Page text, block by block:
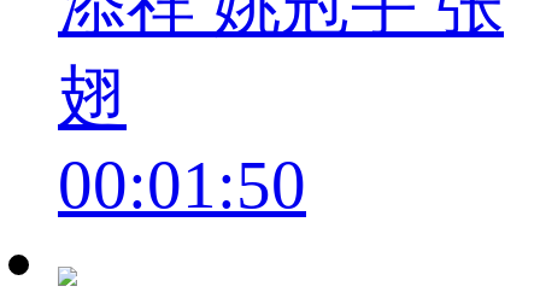
翅
00:01:50